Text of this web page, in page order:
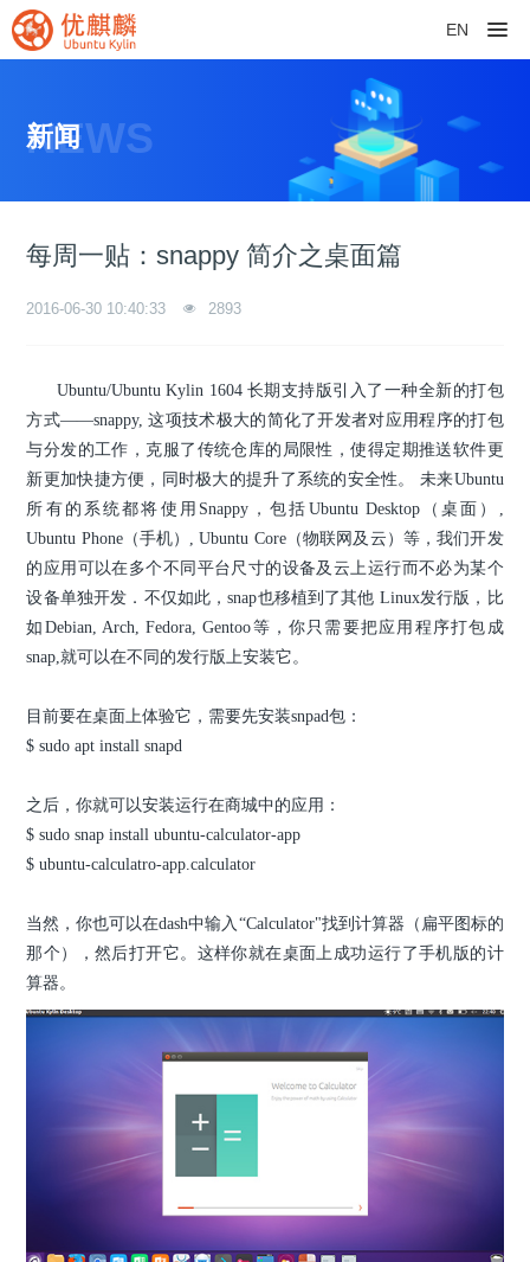
EN
NEWS
新闻
每周一贴：snappy 简介之桌面篇
2016-06-30 10:40:33 2893
Ubuntu/Ubuntu Kylin 1604 长期支持版引入了一种全新的打包
方式——snappy, 这项技术极大的简化了开发者对应用程序的打包
与分发的工作，克服了传统仓库的局限性，使得定期推送软件更
新更加快捷方便，同时极大的提升了系统的安全性。 未来Ubuntu
所有的系统都将使用Snappy，包括Ubuntu Desktop（桌面）,
Ubuntu Phone（手机）, Ubuntu Core（物联网及云）等，我们开发
的应用可以在多个不同平台尺寸的设备及云上运行而不必为某个
设备单独开发．不仅如此，snap也移植到了其他 Linux发行版，比
如Debian, Arch, Fedora, Gentoo等，你只需要把应用程序打包成
snap,就可以在不同的发行版上安装它。
目前要在桌面上体验它，需要先安装snpad包：
$ sudo apt install snapd
之后，你就可以安装运行在商城中的应用：
$ sudo snap install ubuntu-calculator-app
$ ubuntu-calculatro-app.calculator
当然，你也可以在dash中输入“Calculator"找到计算器（扁平图标的
那个），然后打开它。这样你就在桌面上成功运行了手机版的计
算器。